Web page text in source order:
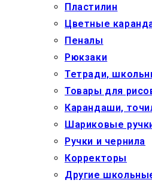
Пластилин
Цветные
Пеналы
Рюкзаки
Тетради,
Товары для
Карандаши,
Шариковые
Ручки и чернила
Корректоры
Другие